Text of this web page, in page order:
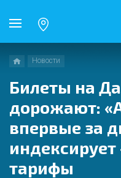
Новости
Билеты на
дорожают:
впервые за
индексирует
тарифы